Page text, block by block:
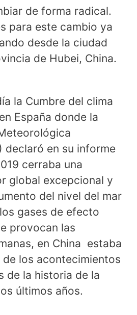
de forma radical.
para este cambio ya
desde la ciudad
de Hubei, China.
la Cumbre del clima
España donde la
declaró en su informe
cerraba una
global excepcional y
del nivel del mar
gases de efecto
provocan las
en China estaba
los acontecimientos
de la historia de la
últimos años.